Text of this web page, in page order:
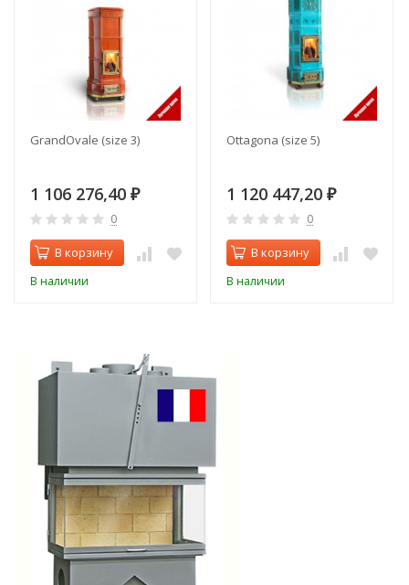
GrandOvale (size 3)
1 106 276,40 ₽
0
В корзину
В наличии
Ottagona (size 5)
1 120 447,20 ₽
0
В корзину
В наличии